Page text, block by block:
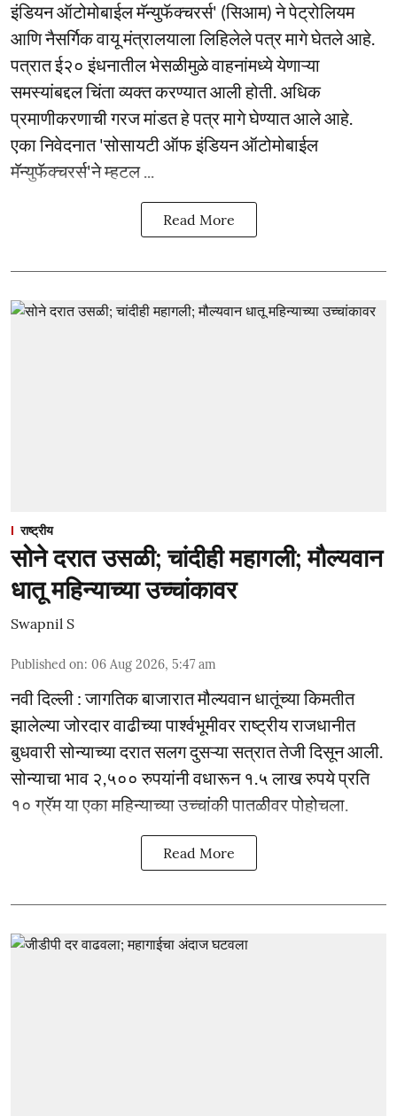
इंडियन ऑटोमोबाईल मॅन्युफॅक्चरर्स' (सिआम) ने पेट्रोलियम
आणि नैसर्गिक वायू मंत्रालयाला लिहिलेले पत्र मागे घेतले आहे.
पत्रात ई२० इंधनातील भेसळीमुळे वाहनांमध्ये येणाऱ्या
समस्यांबद्दल चिंता व्यक्त करण्यात आली होती. अधिक
प्रमाणीकरणाची गरज मांडत हे पत्र मागे घेण्यात आले आहे.
एका निवेदनात 'सोसायटी ऑफ इंडियन ऑटोमोबाईल
मॅन्युफॅक्चरर्स'ने म्हटल ...
Read More
राष्ट्रीय
सोने दरात उसळी; चांदीही महागली; मौल्यवान
धातू महिन्याच्या उच्चांकावर
Swapnil S
Published on: 06 Aug 2026, 5:47 am
नवी दिल्ली : जागतिक बाजारात मौल्यवान धातूंच्या किमतीत
झालेल्या जोरदार वाढीच्या पार्श्वभूमीवर राष्ट्रीय राजधानीत
बुधवारी सोन्याच्या दरात सलग दुसऱ्या सत्रात तेजी दिसून आली.
सोन्याचा भाव २,५०० रुपयांनी वधारून १.५ लाख रुपये प्रति
१० ग्रॅम या एका महिन्याच्या उच्चांकी पातळीवर पोहोचला.
Read More